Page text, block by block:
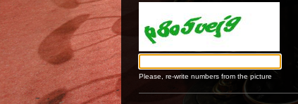
Please, re-write numbers from the picture